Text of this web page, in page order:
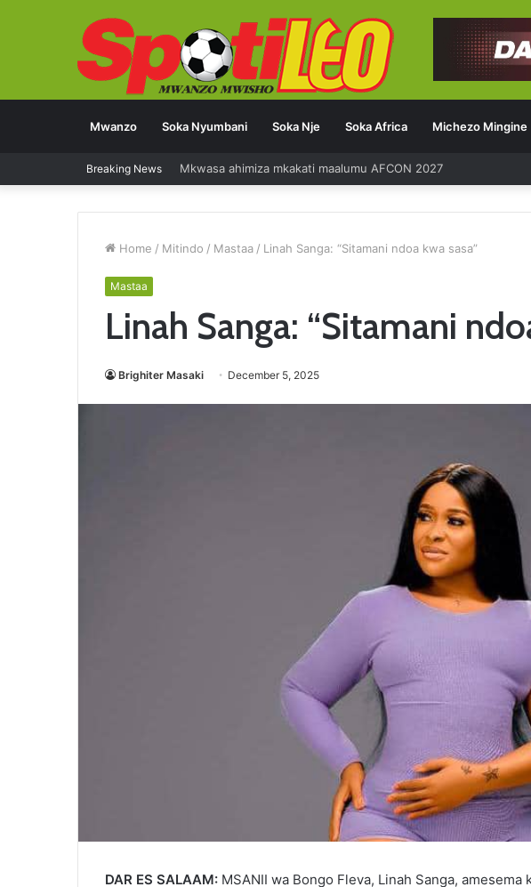
Mwanzo Soka Nyumbani Soka Nje Soka Africa Michezo Mingine
Breaking News Mkwasa ahimiza mkakati maalumu AFCON 2027
Home / Mitindo / Mastaa / Linah Sanga: “Sitamani ndoa kwa sasa”
Mastaa
Linah Sanga: “Sitamani
Brighiter Masaki December 5, 2025
DAR ES SALAAM: MSANII wa Bongo Fleva, Linah Sanga, amesema